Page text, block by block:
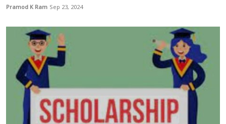
Pramod K Ram Sep 23, 2024